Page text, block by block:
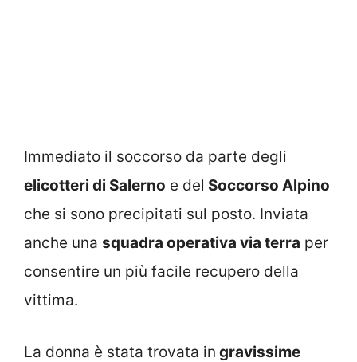
Immediato il soccorso da parte degli
elicotteri di Salerno e del Soccorso Alpino
che si sono precipitati sul posto. Inviata
anche una squadra operativa via terra per
consentire un più facile recupero della
vittima.
La donna è stata trovata in gravissime